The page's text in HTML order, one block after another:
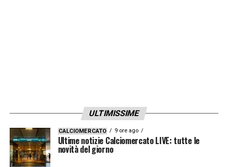
ULTIMISSIME
CALCIOMERCATO 9 ore ago
Ultime notizie Calciomercato LIVE: tutte le
novità del giorno